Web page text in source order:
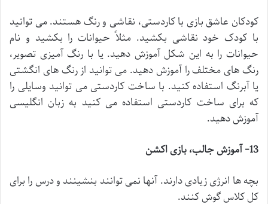
کودکان عاشق بازی با کاردستی، نقاشی و رنگ هستند. می توانید
با کودک خود نقاشی بکشید. مثلاً حیوانات را بکشید و نام
حیوانات را به این شکل آموزش دهید. یا با رنگ آمیزی تصویر،
رنگ های مختلف را آموزش دهید. می توانید از رنگ های انگشتی
یا آبرنگ استفاده کنید. با ساخت کاردستی می توانید وسایلی را
که برای ساخت کاردستی استفاده می کنید به زبان انگلیسی
آموزش دهید.
13- آموزش جالب، بازی اکشن
بچه ها انرژی زیادی دارند. آنها نمی توانند بنشینند و درس را برای
کل کلاس گوش کنند.